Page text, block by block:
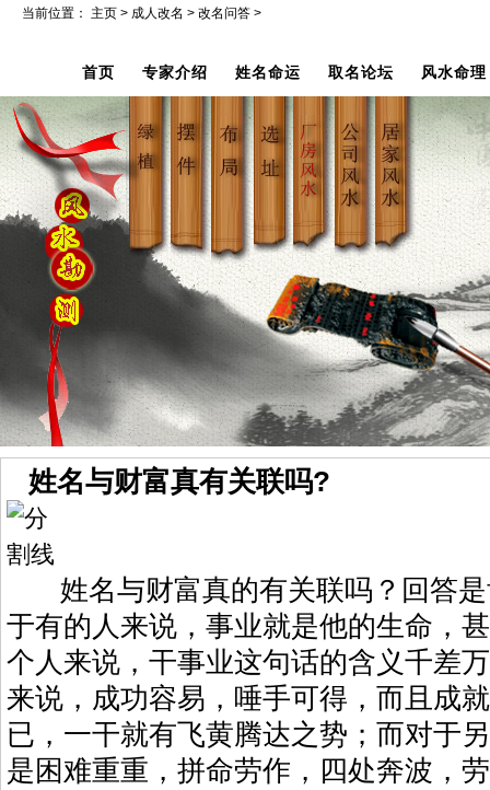
当前位置： 主页 > 成人改名 > 改名问答 >
首页 专家介绍 姓名命运 取名论坛 风水命理
姓名与财富真有关联吗?
姓名与财富真的有关联吗？回答
于有的人来说，事业就是他的生命，
个人来说，干事业这句话的含义千差
来说，成功容易，唾手可得，而且成
已，一干就有飞黄腾达之势；而对于
是困难重重，拼命劳作，四处奔波，